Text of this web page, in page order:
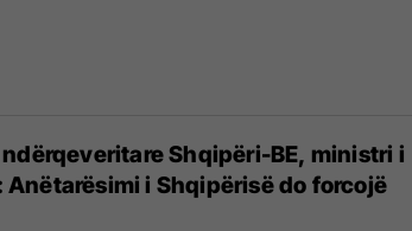
Shqipëri-BE, ministri i
i Shqipërisë do forcojë